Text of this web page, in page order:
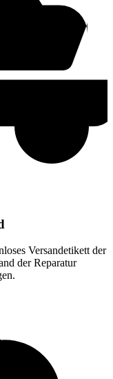
Versandetikett der
der Reparatur